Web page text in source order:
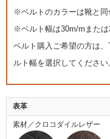
※ベルトのカラーは靴と同
※ベルト幅は30m/mまたは
ベルト購入ご希望の方は
ルト幅を選択してください
表革
素材／クロコダイルレザー